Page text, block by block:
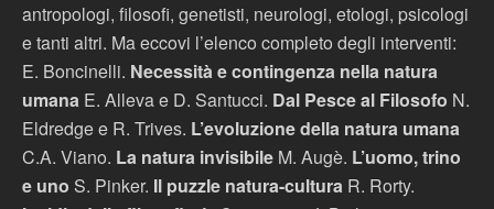
antropologi, filosofi, genetisti, neurologi, etologi, psicologi
e tanti altri. Ma eccovi l’elenco completo degli interventi:
E. Boncinelli. Necessità e contingenza nella natura
umana E. Alleva e D. Santucci. Dal Pesce al Filosofo N.
Eldredge e R. Trives. L’evoluzione della natura umana
C.A. Viano. La natura invisibile M. Augè. L’uomo, trino
e uno S. Pinker. Il puzzle natura-cultura R. Rorty.